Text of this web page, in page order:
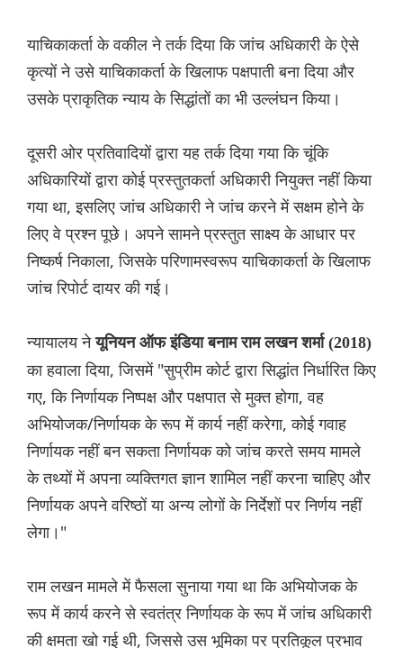
याचिकाकर्ता के वकील ने तर्क दिया कि जांच अधिकारी के ऐसे
कृत्यों ने उसे याचिकाकर्ता के खिलाफ पक्षपाती बना दिया और
उसके प्राकृतिक न्याय के सिद्धांतों का भी उल्लंघन किया।
दूसरी ओर प्रतिवादियों द्वारा यह तर्क दिया गया कि चूंकि
अधिकारियों द्वारा कोई प्रस्तुतकर्ता अधिकारी नियुक्त नहीं किया
गया था, इसलिए जांच अधिकारी ने जांच करने में सक्षम होने के
लिए वे प्रश्न पूछे। अपने सामने प्रस्तुत साक्ष्य के आधार पर
निष्कर्ष निकाला, जिसके परिणामस्वरूप याचिकाकर्ता के खिलाफ
जांच रिपोर्ट दायर की गई।
न्यायालय नेयूनियन ऑफ इंडिया बनाम राम लखन शर्मा (2018)
का हवाला दिया, जिसमें "सुप्रीम कोर्ट द्वारा सिद्धांत निर्धारित किए
गए, कि निर्णायक निष्पक्ष और पक्षपात से मुक्त होगा, वह
अभियोजक/निर्णायक के रूप में कार्य नहीं करेगा, कोई गवाह
निर्णायक नहीं बन सकता निर्णायक को जांच करते समय मामले
के तथ्यों में अपना व्यक्तिगत ज्ञान शामिल नहीं करना चाहिए और
निर्णायक अपने वरिष्ठों या अन्य लोगों के निर्देशों पर निर्णय नहीं
लेगा।"
राम लखन मामले में फैसला सुनाया गया था कि अभियोजक के
रूप में कार्य करने से स्वतंत्र निर्णायक के रूप में जांच अधिकारी
की क्षमता खो गई थी, जिससे उस भूमिका पर प्रतिकूल प्रभाव